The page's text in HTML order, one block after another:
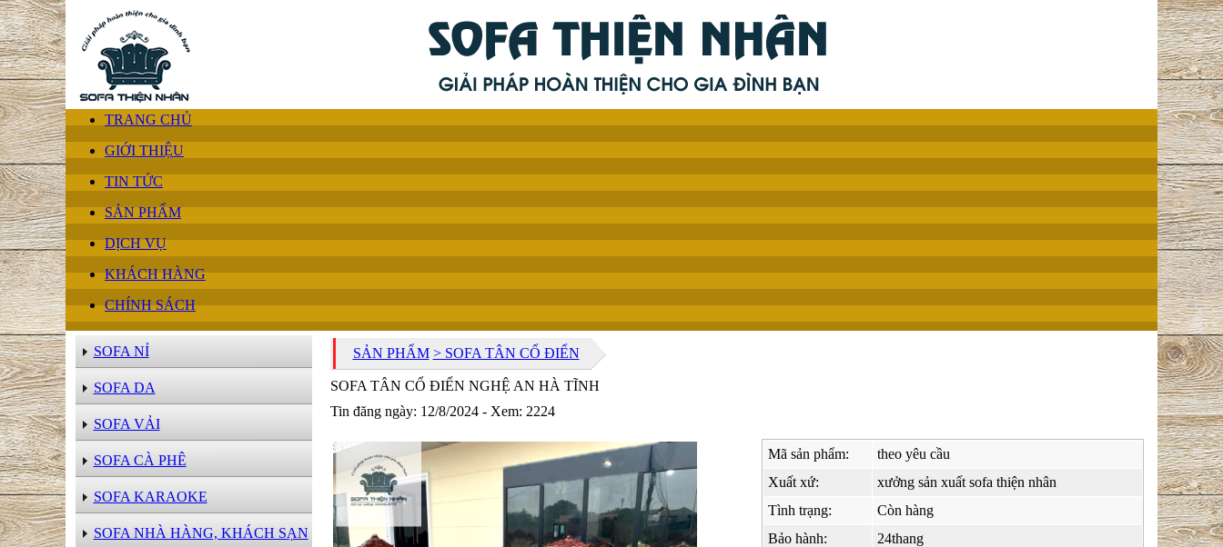
TRANG CHỦ
GIỚI THIỆU
TIN TỨC
SẢN PHẨM
DỊCH VỤ
KHÁCH HÀNG
CHÍNH SÁCH
SOFA NỈ
SOFA DA
SOFA VẢI
SOFA CÀ PHÊ
SOFA KARAOKE
SOFA NHÀ HÀNG, KHÁCH SẠN
SẢN PHẨM > SOFA TÂN CỔ ĐIỂN
SOFA TÂN CỔ ĐIỂN NGHỆ AN HÀ TĨNH
Tin đăng ngày: 12/8/2024 - Xem: 2224
Mã sản phẩm:
theo yêu cầu
Xuất xứ:
xưởng sản xuất sofa thiện nhân
Tình trạng:
Còn hàng
Bảo hành:
24thang